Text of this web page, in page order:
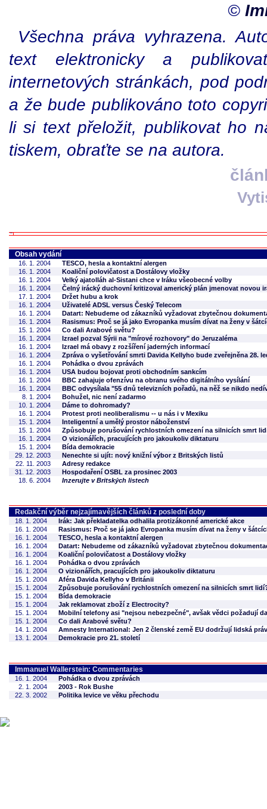
©
Všechna práva vyhrazena.
text elektronicky a
internetových stránkách, pod
a že bude publikováno toto
li si text přeložit, publikovat ho
tiskem, obraťte se na autora.
Obsah vydání
16. 1. 2004
TESCO, hesla a kontaktní alergen
16. 1. 2004
Koaliční polovičatost a Dostálovy vložky
16. 1. 2004
Velký ajatolláh al-Sistani chce v Iráku všeobecné volby
16. 1. 2004
Čelný irácký duchovní kritizoval americký plán jmenovat novou
17. 1. 2004
Držet hubu a krok
16. 1. 2004
Uživatelé ADSL versus Český Telecom
16. 1. 2004
Datart: Nebudeme od zákazníků vyžadovat zbytečnou
16. 1. 2004
Rasismus: Proč se já jako Evropanka musím dívat na ženy v
15. 1. 2004
Co dali Arabové světu?
16. 1. 2004
Izrael pozval Sýrii na "mírové rozhovory" do Jeruzaléma
16. 1. 2004
Izrael má obavy z rozšíření jaderných informací
16. 1. 2004
Zpráva o vyšetřování smrti Davida Kellyho bude zveřejněna 28.
16. 1. 2004
Pohádka o dvou zprávách
16. 1. 2004
USA budou bojovat proti obchodním sankcím
16. 1. 2004
BBC zahajuje ofenzívu na obranu svého digitálního vysílání
16. 1. 2004
BBC odvysílala "55 dnů televizních pořadů, na něž se nikdo
8. 1. 2004
Bohužel, nic není zadarmo
10. 1. 2004
Dáme to dohromady?
16. 1. 2004
Protest proti neoliberalismu -- u nás i v Mexiku
15. 1. 2004
Inteligentní a umělý prostor náboženství
15. 1. 2004
Způsobuje porušování rychlostních omezení na silnicích smrt
16. 1. 2004
O vizionářích, pracujících pro jakoukoliv diktaturu
15. 1. 2004
Bída demokracie
29. 12. 2003
Nenechte si ujít: nový knižní výbor z Britských listů
22. 11. 2003
Adresy redakce
31. 12. 2003
Hospodaření OSBL za prosinec 2003
18. 6. 2004
Inzerujte v Britských listech
Redakční výběr nejzajímavějších článků z poslední doby
18. 1. 2004
Irák: Jak překladatelka odhalila protizákonné americké akce
16. 1. 2004
Rasismus: Proč se já jako Evropanka musím dívat na ženy v
16. 1. 2004
TESCO, hesla a kontaktní alergen
16. 1. 2004
Datart: Nebudeme od zákazníků vyžadovat zbytečnou
16. 1. 2004
Koaliční polovičatost a Dostálovy vložky
16. 1. 2004
Pohádka o dvou zprávách
16. 1. 2004
O vizionářích, pracujících pro jakoukoliv diktaturu
15. 1. 2004
Aféra Davida Kellyho v Británii
15. 1. 2004
Způsobuje porušování rychlostních omezení na silnicích smrt
15. 1. 2004
Bída demokracie
15. 1. 2004
Jak reklamovat zboží z Electrocity?
15. 1. 2004
Mobilní telefony asi "nejsou nebezpečné", avšak vědci požadují
15. 1. 2004
Co dali Arabové světu?
14. 1. 2004
Amnesty International: Jen 2 členské země EU dodržují lidská
13. 1. 2004
Demokracie pro 21. století
Immanuel Wallerstein: Commentaries
16. 1. 2004
Pohádka o dvou zprávách
2. 1. 2004
2003 - Rok Bushe
22. 3. 2002
Politika levice ve věku přechodu